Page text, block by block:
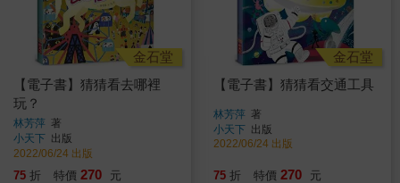
金石堂
【電子書】猜猜看去哪裡
玩？
林芳萍 著
小天下 出版
2022/06/24 出版
75 折 特價 270 元
金石堂
【電子書】猜猜看交通工具
林芳萍 著
小天下 出版
2022/06/24 出版
75 折 特價 270 元